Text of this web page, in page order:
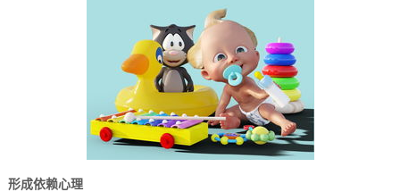
形成依赖心理